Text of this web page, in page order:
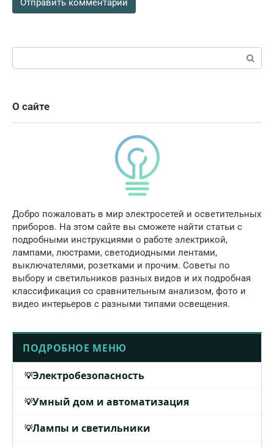
О сайте
Добро пожаловать в мир электросетей и осветительных
приборов. На этом сайте вы сможете найти статьи с
подробными инструкциями о работе электрикой,
лампами, люстрами, светодиодными лентами,
выключателями, розетками и прочим. Советы по
выбору и светильников разных видов и их подробная
классификация со сравнительным анализом, фото и
видео интерьеров с разными типами освещения.
ПОДРОБНОЕ МЕНЮ
Электробезопасность
Умный дом и автоматизация
Лампы и светильники